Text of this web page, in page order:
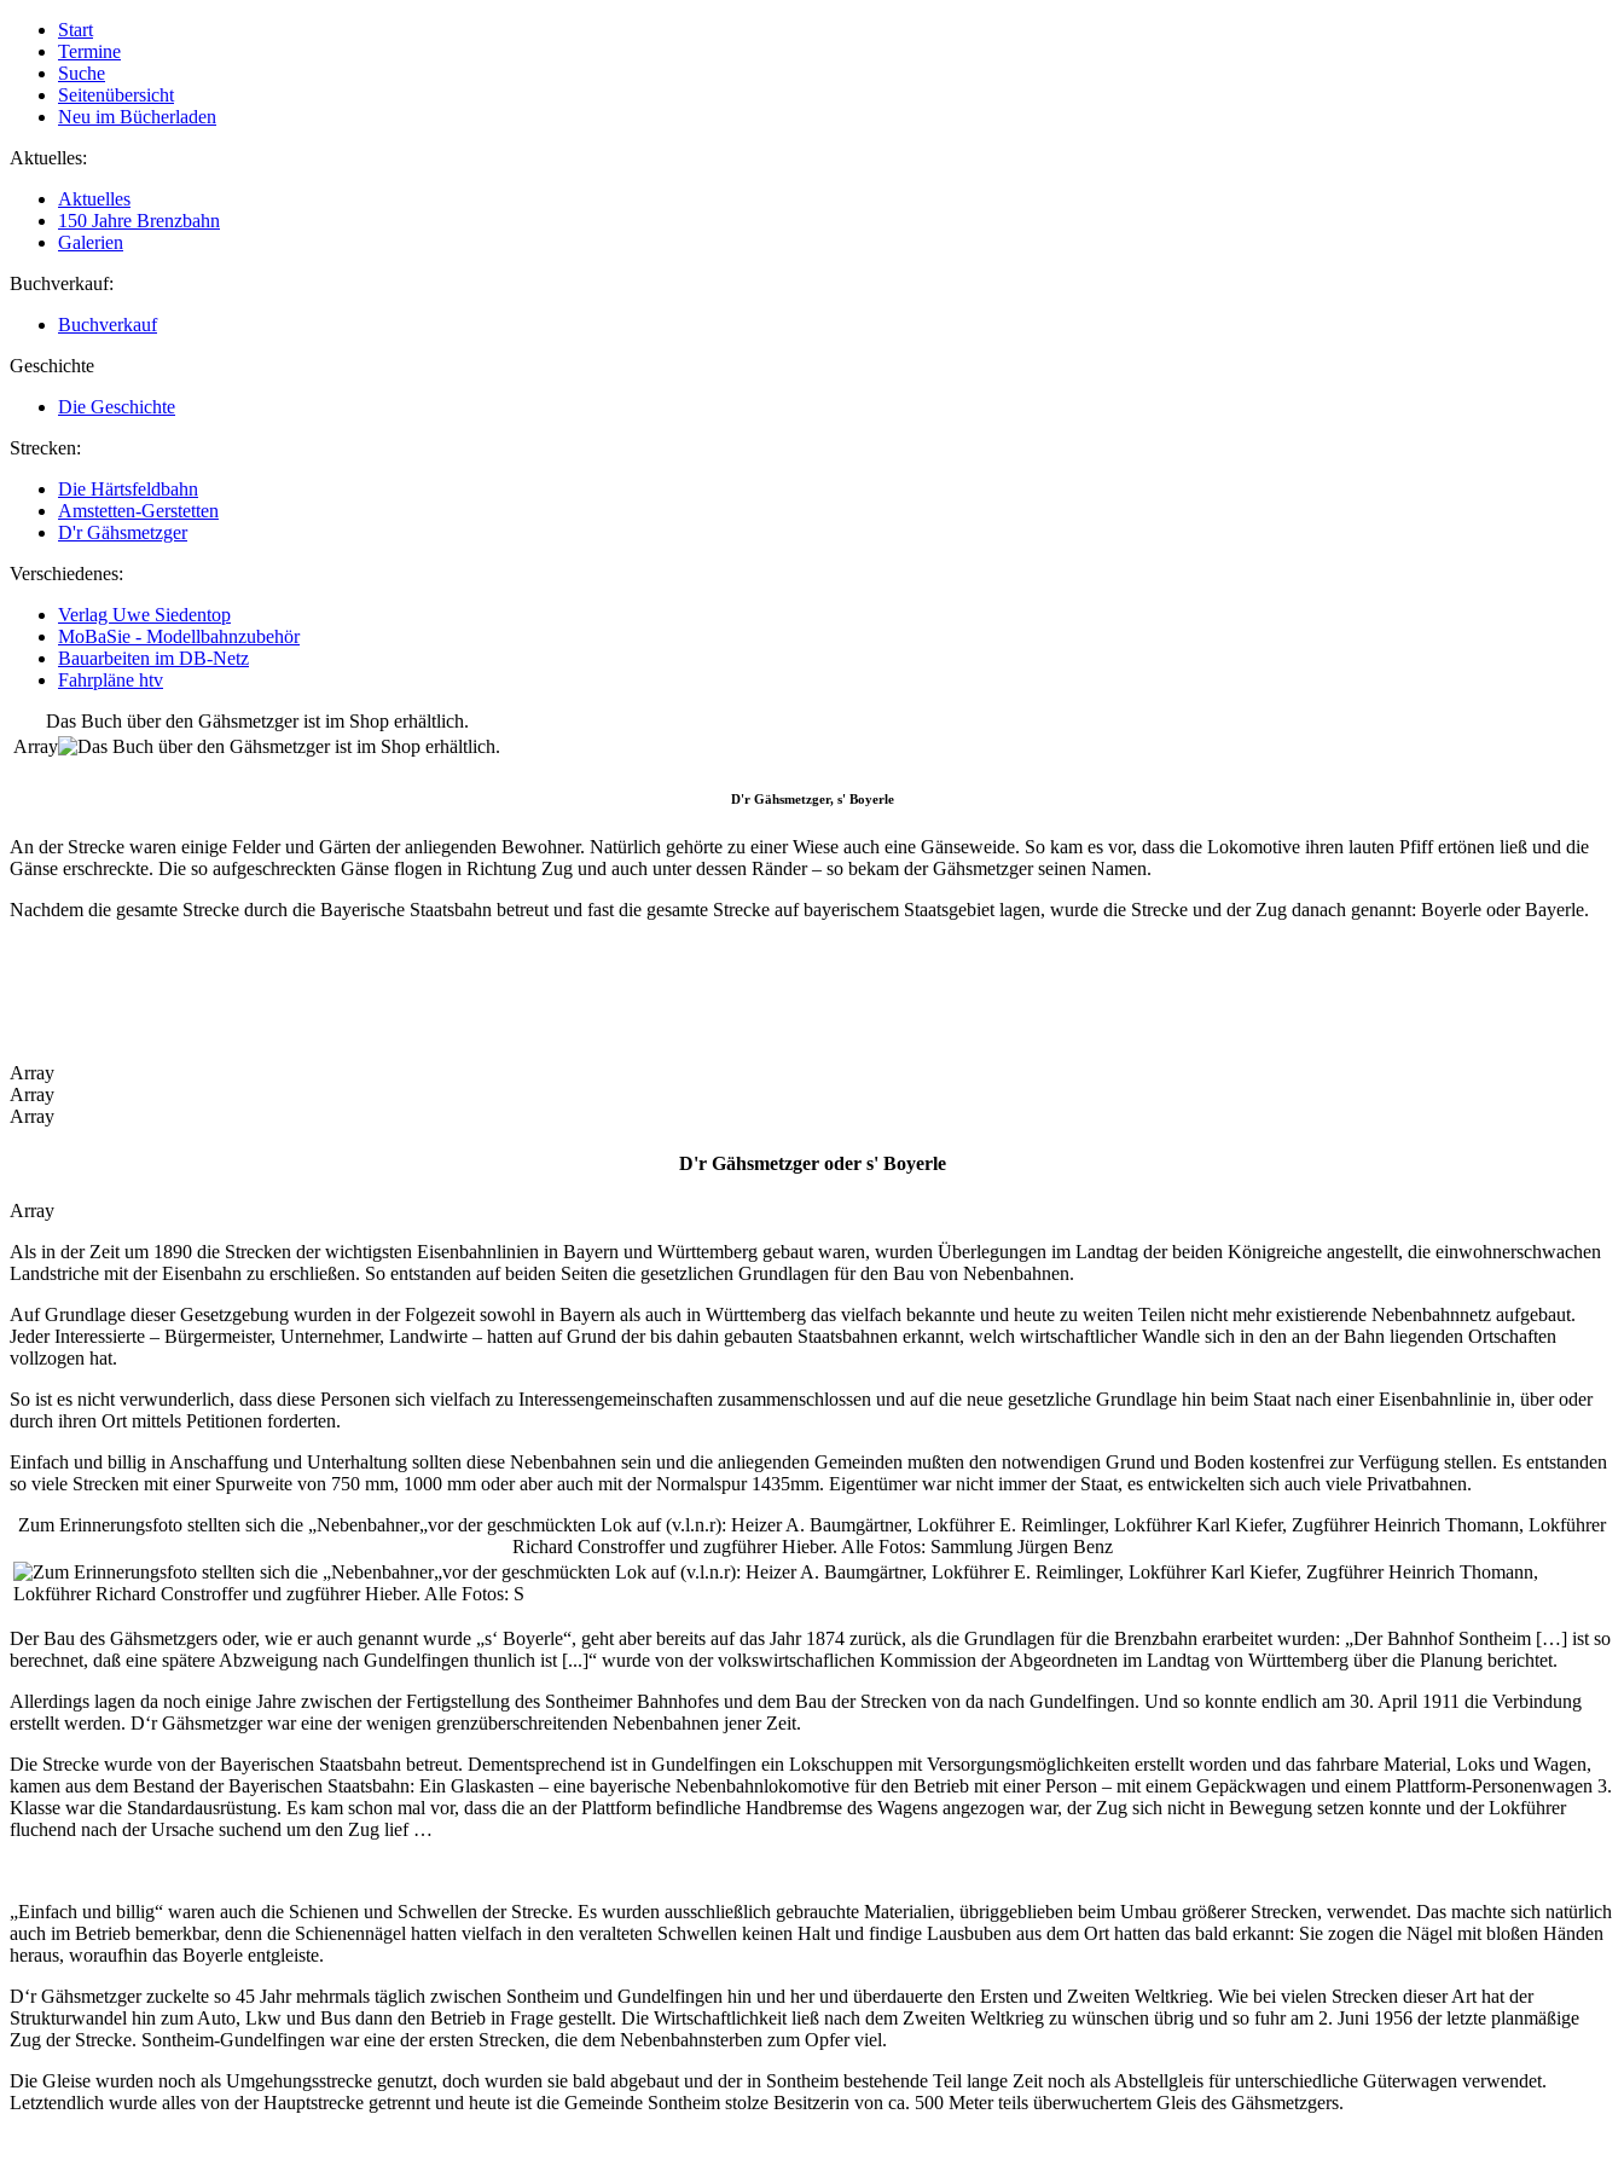
Start
Termine
Suche
Seitenübersicht
Neu im Bücherladen
Aktuelles:
Aktuelles
150 Jahre Brenzbahn
Galerien
Buchverkauf:
Buchverkauf
Geschichte
Die Geschichte
Strecken:
Die Härtsfeldbahn
Amstetten-Gerstetten
D'r Gähsmetzger
Verschiedenes:
Verlag Uwe Siedentop
MoBaSie - Modellbahnzubehör
Bauarbeiten im DB-Netz
Fahrpläne htv
Das Buch über den Gähsmetzger ist im Shop erhältlich.
Array
D'r Gähsmetzger, s' Boyerle
An der Strecke waren einige Felder und Gärten der anliegenden Bewohner. Natürlich gehörte zu einer Wiese auch eine Gänseweide. So kam es vor, dass die Lokomotive ihren lauten Pfiff ertönen ließ und die
Gänse erschreckte. Die so aufgeschreckten Gänse flogen in Richtung Zug und auch unter dessen Ränder – so bekam der Gähsmetzger seinen Namen.
Nachdem die gesamte Strecke durch die Bayerische Staatsbahn betreut und fast die gesamte Strecke auf bayerischem Staatsgebiet lagen, wurde die Strecke und der Zug danach genannt: Boyerle oder Bayerle.
Array
Array
Array
D'r Gähsmetzger oder s' Boyerle
Array
Als in der Zeit um 1890 die Strecken der wichtigsten Eisenbahnlinien in Bayern und Württemberg gebaut waren, wurden Überlegungen im Landtag der beiden Königreiche angestellt, die einwohnerschwachen
Landstriche mit der Eisenbahn zu erschließen. So entstanden auf beiden Seiten die gesetzlichen Grundlagen für den Bau von Nebenbahnen.
Auf Grundlage dieser Gesetzgebung wurden in der Folgezeit sowohl in Bayern als auch in Württemberg das vielfach bekannte und heute zu weiten Teilen nicht mehr existierende Nebenbahnnetz aufgebaut.
Jeder Interessierte – Bürgermeister, Unternehmer, Landwirte – hatten auf Grund der bis dahin gebauten Staatsbahnen erkannt, welch wirtschaftlicher Wandle sich in den an der Bahn liegenden Ortschaften
vollzogen hat.
So ist es nicht verwunderlich, dass diese Personen sich vielfach zu Interessengemeinschaften zusammenschlossen und auf die neue gesetzliche Grundlage hin beim Staat nach einer Eisenbahnlinie in, über oder
durch ihren Ort mittels Petitionen forderten.
Einfach und billig in Anschaffung und Unterhaltung sollten diese Nebenbahnen sein und die anliegenden Gemeinden mußten den notwendigen Grund und Boden kostenfrei zur Verfügung stellen. Es entstanden
so viele Strecken mit einer Spurweite von 750 mm, 1000 mm oder aber auch mit der Normalspur 1435mm­. Eigentümer war nicht immer der Staat, es entwickelten sich auch viele Privatbahnen.
Zum Erinnerungsfoto stellten sich die „Nebenbahner„vor der geschmückten Lok auf (v.l.n.r): Heizer A. Baumgärtner, Lokführer E. Reimlinger, Lokführer Karl Kiefer, Zugführer Heinrich Thomann, Lokführer
Richard Constroffer und zugführer Hieber. Alle Fotos: Sammlung Jürgen Benz
Der Bau des Gähsmetzgers oder, wie er auch genannt wurde „s‘ Boyerle“, geht aber bereits auf das Jahr 1874 zurück, als die Grundlagen für die Brenzbahn erarbeitet wurden: „Der Bahnhof Sontheim […] ist so
berechnet, daß eine spätere Abzweigung nach Gundelfingen thunlich ist [...]“ wurde von der volkswirtschaflichen Kommission der Abgeordneten im Landtag von Würt­tem­berg über die Planung berichtet.
Allerdings lagen da noch einige Jahre zwischen der Fer­­­tigstellung des Sontheimer Bahnhofes und dem Bau der Strecken von da nach Gundelfingen. Und so konnte endlich am 30. April 1911 die Verbindung
erstellt werden. D‘r Gähsmetzger war eine der wenigen grenzüberschreitenden Nebenbahnen jener Zeit.
Die Strecke wurde von der Bayerischen Staatsbahn betreut. Dementsprechend ist in Gundelfingen ein Lokschuppen mit Versorgungsmöglichkeiten erstellt worden und das fahrbare Material, Loks und Wagen,
kamen aus dem Bestand der Bayerischen Staatsbahn: Ein Glaskasten – eine bayerische Nebenbahnlokomotive für den Betrieb mit einer Person – mit einem Gepäckwagen und einem Plattform-Personenwagen 3.
Klasse war die Standardausrüstung. Es kam schon mal vor, dass die an der Plattform befindliche Handbremse des Wagens angezogen war, der Zug sich nicht in Bewegung setzen konnte und der Lokführer
fluchend nach der Ursache suchend um den Zug lief …
„Einfach und billig“ waren auch die Schienen und Schwellen der Strecke. Es wurden ausschließlich gebrauchte Materialien, übriggeblieben beim Umbau größerer Strecken, verwendet. Das machte sich natürlich
auch im Betrieb bemerkbar, denn die Schienennägel hatten vielfach in den veralteten Schwellen keinen Halt und findige Lausbuben aus dem Ort hatten das bald erkannt: Sie zogen die Nägel mit bloßen Händen
heraus, woraufhin das Boyerle entgleiste.
D‘r Gähsmetzger zuckelte so 45 Jahr mehrmals täglich zwischen Sontheim und Gundelfingen hin und her und überdauerte den Ersten und Zweiten Weltkrieg. Wie bei vielen Strecken dieser Art hat der
Strukturwandel hin zum Auto, Lkw und Bus dann den Betrieb in Frage gestellt. Die Wirtschaftlichkeit ließ nach dem Zweiten Weltkrieg zu wünschen übrig und so fuhr am 2. Juni 1956 der letzte planmäßige
Zug der Strecke. Sontheim-Gundelfingen war eine der ersten Strecken, die dem Nebenbahnsterben zum Opfer viel.
Die Gleise wurden noch als Umgehungsstrecke genutzt, doch wurden sie bald abgebaut und der in Sontheim bestehende Teil lange Zeit noch als Abstellgleis für unterschiedliche Güterwagen verwendet.
Letztendlich wurde alles von der Hauptstrecke getrennt und heute ist die Gemeinde Sontheim stolze Besitzerin von ca. 500 Meter teils überwuchertem Gleis des Gähsmetzgers.